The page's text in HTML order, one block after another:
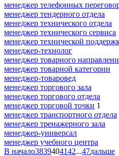
менеджер телефонных
менеджер тендерного отдела
менеджер технического отдела
менеджер технического сервиса
менеджер технической
менеджер-технолог
менеджер товарного
менеджер товарной категории
менеджер-товаровед
менеджер торгового зала
менеджер торгового отдела
менеджер торговой точки 1
менеджер транспортного отдела
менеджер тренажерного зала
менеджер-универсал
менеджер учебного центра
В начало3839404142...47дальше